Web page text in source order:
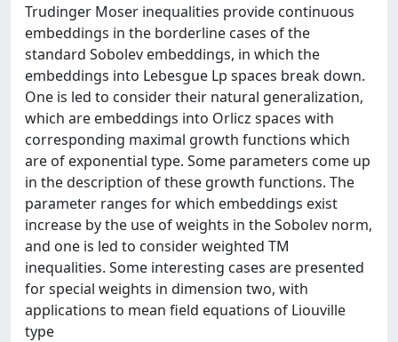
Trudinger Moser inequalities provide continuous
embeddings in the borderline cases of the
standard Sobolev embeddings, in which the
embeddings into Lebesgue Lp spaces break down.
One is led to consider their natural generalization,
which are embeddings into Orlicz spaces with
corresponding maximal growth functions which
are of exponential type. Some parameters come up
in the description of these growth functions. The
parameter ranges for which embeddings exist
increase by the use of weights in the Sobolev norm,
and one is led to consider weighted TM
inequalities. Some interesting cases are presented
for special weights in dimension two, with
applications to mean field equations of Liouville
type